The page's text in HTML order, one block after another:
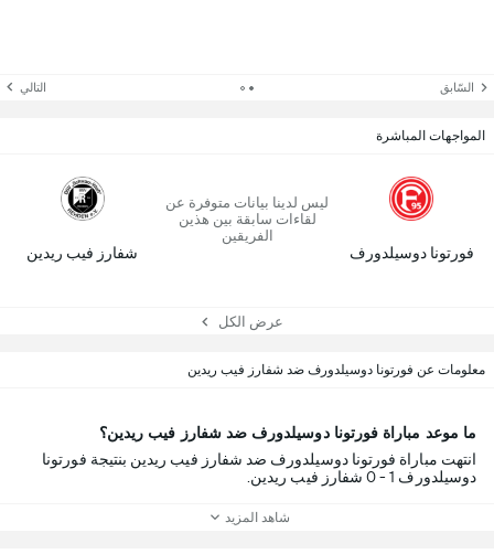
السّابق التالي
المواجهات المباشرة
فورتونا دوسيلدورف
ليس لدينا بيانات متوفرة عن
لقاءات سابقة بين هذين
الفريقين
شفارز فيب ريدين
عرض الكل
معلومات عن فورتونا دوسيلدورف ضد شفارز فيب ريدين
ما موعد مباراة فورتونا دوسيلدورف ضد شفارز فيب ريدين؟
انتهت مباراة فورتونا دوسيلدورف ضد شفارز فيب ريدين بنتيجة فورتونا
دوسيلدورف 1 - 0 شفارز فيب ريدين.
شاهد المزيد